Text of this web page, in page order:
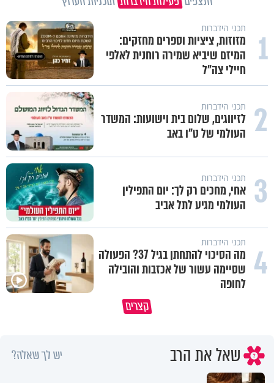
1 תכני הידברות
מזוזות, ציציות וספרים מחזקים:
המיזם שיביא שמירה רוחנית לאלפי
חיילי צה"ל
2 תכני הידברות
לזיווגים, שלום בית וישועות: המשדר
העולמי של ט"ו באב
3 תכני הידברות
אחי, מחכים רק לך: יום התפילין
העולמי מגיע לתל אביב
4 תכני הידברות
מה הסיכוי להתחתן בגיל 37? הפעולה
שסיימה עשור של אכזבות והובילה
לחופה
קצרים
שאל את הרב יש לך שאלה?